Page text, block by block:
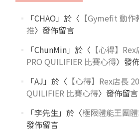
「CHAO 」於〈 【Gymefit 動
推〉發佈留言
「ChunMin」於〈 【心得】
PRO QUILIFIER 比賽心得〉發
「AJ 」於〈 【心得】Rex店長
QUILIFIER 比賽心得〉發佈留言
「李先生」於〈極限體能王團
發佈留言